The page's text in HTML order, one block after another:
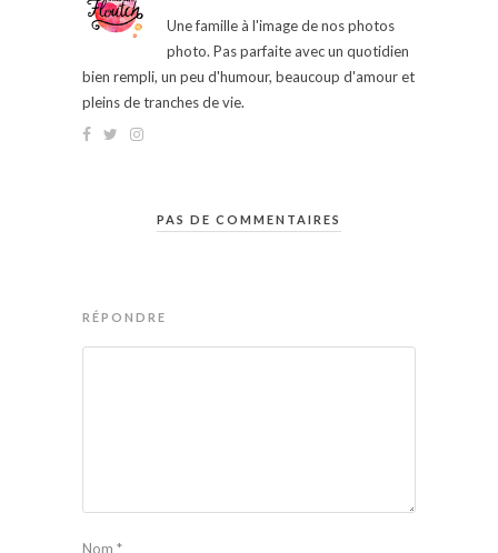
Une famille à l'image de nos photos
photo. Pas parfaite avec un quotidien
bien rempli, un peu d'humour, beaucoup d'amour et
pleins de tranches de vie.
PAS DE COMMENTAIRES
RÉPONDRE
Nom *